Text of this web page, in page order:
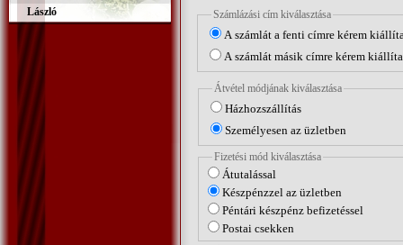
László Számlázási cím kiválasztása
A számlát a fenti címre kérem
A számlát másik címre kérem
Átvétel módjának kiválasztása
Házhozszállítás
Személyesen az üzletben
Fizetési mód kiválasztása
Átutalással
Készpénzzel az üzletben
Péntári készpénz befizetéssel
Postai csekken